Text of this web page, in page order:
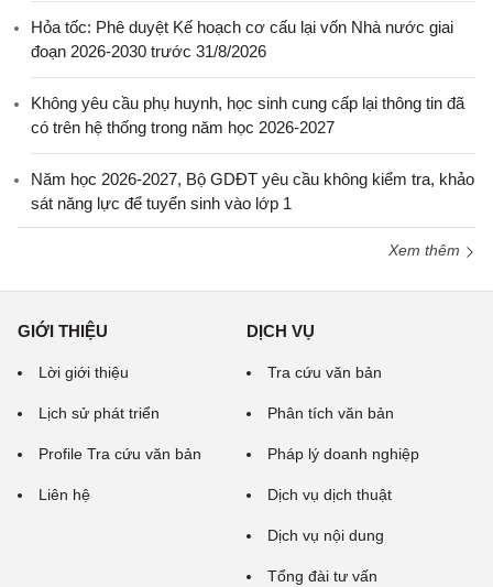
Hỏa tốc: Phê duyệt Kế hoạch cơ cấu lại vốn Nhà nước giai
đoạn 2026-2030 trước 31/8/2026
Không yêu cầu phụ huynh, học sinh cung cấp lại thông tin đã
có trên hệ thống trong năm học 2026-2027
Năm học 2026-2027, Bộ GDĐT yêu cầu không kiểm tra, khảo
sát năng lực để tuyển sinh vào lớp 1
Xem thêm
GIỚI THIỆU
Lời giới thiệu
Lịch sử phát triển
Profile Tra cứu văn bản
Liên hệ
DỊCH VỤ
Tra cứu văn bản
Phân tích văn bản
Pháp lý doanh nghiệp
Dịch vụ dịch thuật
Dịch vụ nội dung
Tổng đài tư vấn